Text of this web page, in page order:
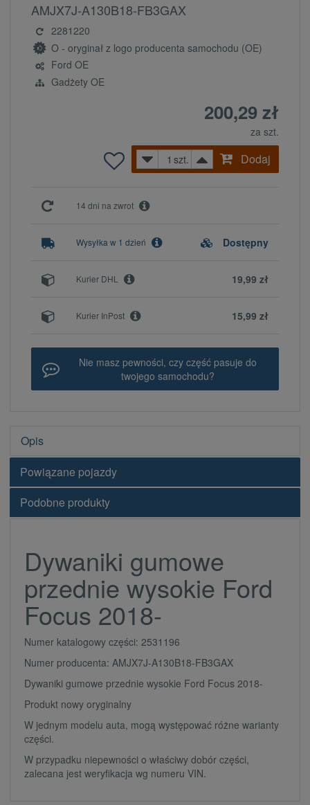
AMJX7J-A130B18-FB3GAX
2281220
O - oryginał z logo producenta samochodu (OE)
Ford OE
Gadżety OE
200,29 zł
za szt.
szt.
Dodaj
14 dni na zwrot
Dostępny
Wysyłka w 1 dzień
19,99 zł
Kurier DHL
15,99 zł
Kurier InPost
Nie masz pewności, czy część pasuje do
twojego samochodu?
Opis
Powiązane pojazdy
Podobne produkty
Dywaniki gumowe
przednie wysokie Ford
Focus 2018-
Numer katalogowy części: 2531196
Numer producenta: AMJX7J-A130B18-FB3GAX
Dywaniki gumowe przednie wysokie Ford Focus 2018-
Produkt nowy oryginalny
W jednym modelu auta, mogą występować różne warianty
części.
W przypadku niepewności o właściwy dobór części,
zalecana jest weryfikacja wg numeru VIN.